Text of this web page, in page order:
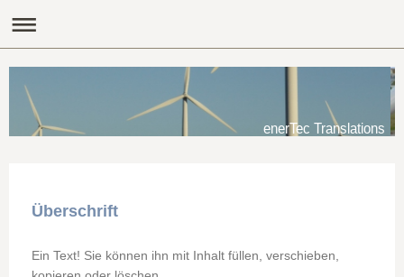
enerTec Translations
Überschrift
Ein Text! Sie können ihn mit Inhalt füllen, verschieben,